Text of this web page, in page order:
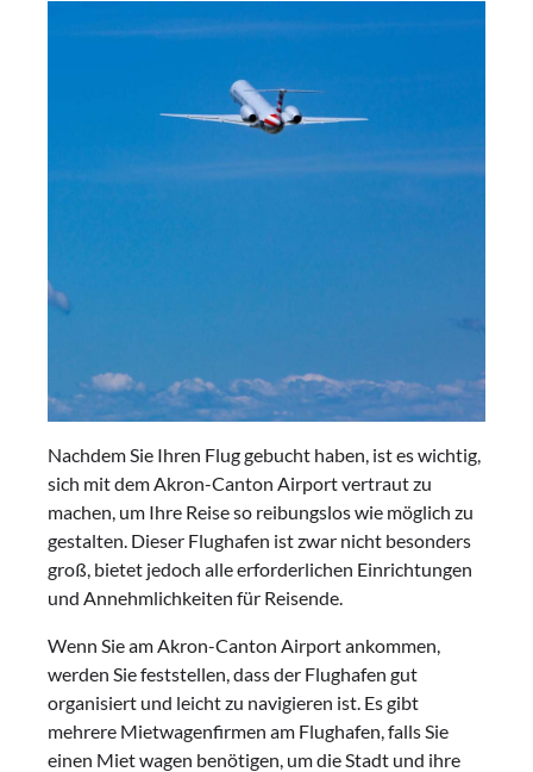
Nachdem Sie Ihren Flug gebucht haben, ist es wichtig,
sich mit dem Akron-Canton Airport vertraut zu
machen, um Ihre Reise so reibungslos wie möglich zu
gestalten. Dieser Flughafen ist zwar nicht besonders
groß, bietet jedoch alle erforderlichen Einrichtungen
und Annehmlichkeiten für Reisende.
Wenn Sie am Akron-Canton Airport ankommen,
werden Sie feststellen, dass der Flughafen gut
organisiert und leicht zu navigieren ist. Es gibt
mehrere Mietwagenfirmen am Flughafen, falls Sie
einen Miet wagen benötigen, um die Stadt und ihre